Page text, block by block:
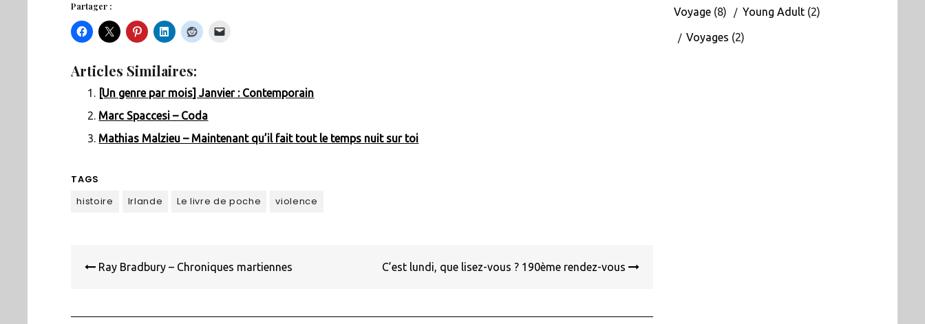
Partager :
Articles Similaires:
[Un genre par mois] Janvier : Contemporain
Marc Spaccesi – Coda
Mathias Malzieu – Maintenant qu’il fait tout le temps nuit sur toi
TAGS
histoire
Irlande Le livre de poche violence
de
Ray Bradbury – Chroniques martiennes C’est lundi, que lisez-vous ? 190ème rendez-vous
Voyage(8) Young Adult(2)
Voyages (2)